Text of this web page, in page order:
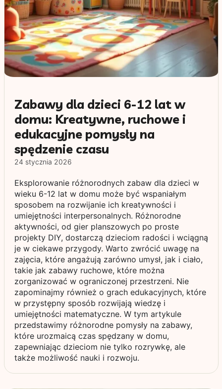
Zabawy dla dzieci 6-12 lat w
domu: Kreatywne, ruchowe i
edukacyjne pomysły na
spędzenie czasu
24 stycznia 2026
Eksplorowanie różnorodnych zabaw dla dzieci w
wieku 6-12 lat w domu może być wspaniałym
sposobem na rozwijanie ich kreatywności i
umiejętności interpersonalnych. Różnorodne
aktywności, od gier planszowych po proste
projekty DIY, dostarczą dzieciom radości i wciągną
je w ciekawe przygody. Warto zwrócić uwagę na
zajęcia, które angażują zarówno umysł, jak i ciało,
takie jak zabawy ruchowe, które można
zorganizować w ograniczonej przestrzeni. Nie
zapominajmy również o grach edukacyjnych, które
w przystępny sposób rozwijają wiedzę i
umiejętności matematyczne. W tym artykule
przedstawimy różnorodne pomysły na zabawy,
które urozmaicą czas spędzany w domu,
zapewniając dzieciom nie tylko rozrywkę, ale
także możliwość nauki i rozwoju.